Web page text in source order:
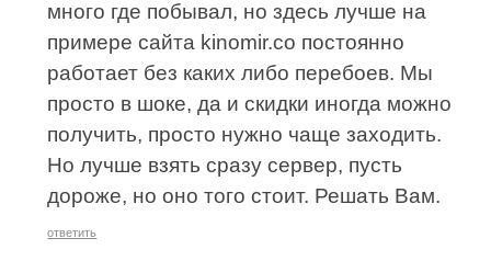
много где побывал, но здесь лучше на
примере сайта kinomir.co постоянно
работает без каких либо перебоев. Мы
просто в шоке, да и скидки иногда можно
получить, просто нужно чаще заходить.
Но лучше взять сразу сервер, пусть
дороже, но оно того стоит. Решать Вам.
ответить